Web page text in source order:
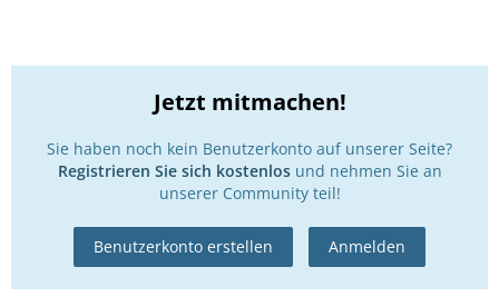
Jetzt mitmachen!
Sie haben noch kein Benutzerkonto auf unserer Seite?
Registrieren Sie sich kostenlosund nehmen Sie an
unserer Community teil!
Benutzerkonto erstellen Anmelden